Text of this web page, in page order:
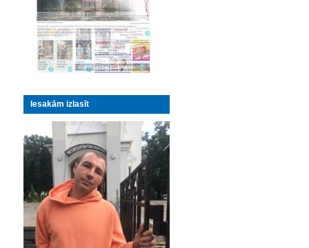
Iesakām izlasīt